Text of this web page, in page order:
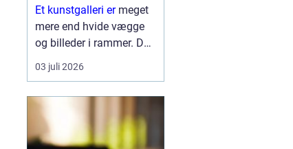
Et kunstgalleri ermeget
mere end hvide vægge
og billeder i rammer. Det
er et mødested mellem
kunstner og publikum,
tendenser, møde stærke
kunstneriske stemmer
03 juli 2026